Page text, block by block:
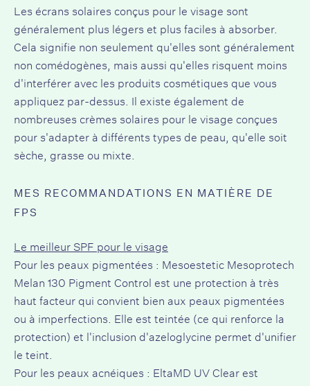
Les écrans solaires conçus pour le visage sont
généralement plus légers et plus faciles à absorber.
Cela signifie non seulement qu'elles sont généralement
non comédogènes, mais aussi qu'elles risquent moins
d'interférer avec les produits cosmétiques que vous
appliquez par-dessus. Il existe également de
nombreuses crèmes solaires pour le visage conçues
pour s'adapter à différents types de peau, qu'elle soit
sèche, grasse ou mixte.
MES RECOMMANDATIONS EN MATIÈRE DE
FPS
Le meilleur SPF pour le visage
Pour les peaux pigmentées : Mesoestetic Mesoprotech
Melan 130 Pigment Control est une protection à très
haut facteur qui convient bien aux peaux pigmentées
ou à imperfections. Elle est teintée (ce qui renforce la
protection) et l'inclusion d'azeloglycine permet d'unifier
le teint.
Pour les peaux acnéiques : EltaMD UV Clear est